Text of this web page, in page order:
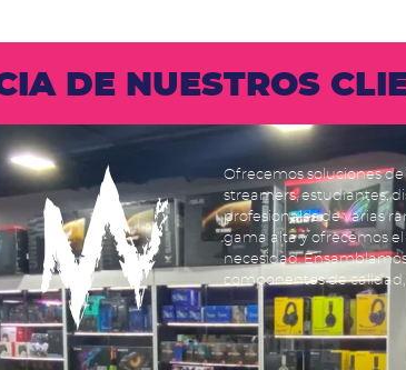
DE NUESTROS
Ofrecemos soluciones
streamers, estudiantes,
profesionales de varias
gama alta y ofrecemos
necesidad.
componentes de